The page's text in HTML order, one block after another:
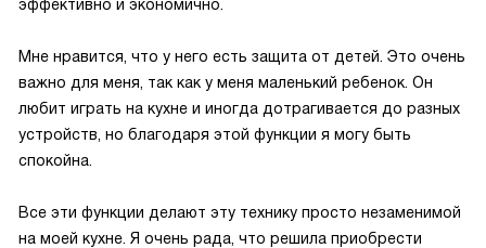
эффективно и экономично.
Мне нравится, что у него есть защита от детей. Это очень
важно для меня, так как у меня маленький ребенок. Он
любит играть на кухне и иногда дотрагивается до разных
устройств, но благодаря этой функции я могу быть
спокойна.
Все эти функции делают эту технику просто незаменимой
на моей кухне. Я очень рада, что решила приобрести